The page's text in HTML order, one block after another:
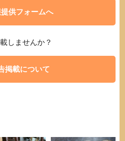
供フォームへ
しませんか？
掲載について